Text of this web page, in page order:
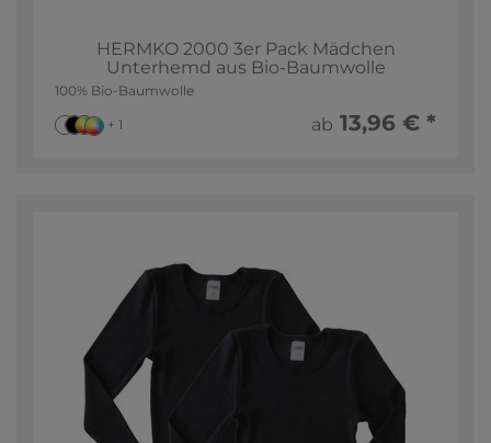
HERMKO 2000 3er Pack Mädchen
Unterhemd aus Bio-Baumwolle
100% Bio-Baumwolle
+ 1 ab 13,96 € *